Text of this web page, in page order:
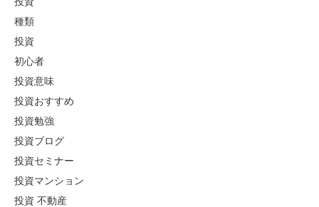
種類
投資
初心者
投資意味
投資おすすめ
投資勉強
投資ブログ
投資セミナー
投資マンション
投資 不動産